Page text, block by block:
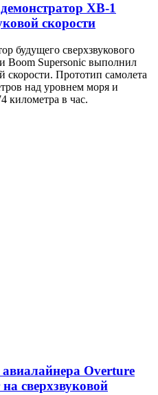
XB-1
скорости
будущего сверхзвукового
Boom Supersonic выполнил
скорости. Прототип самолета
над уровнем моря и
километра в час.
Overture
сверхзвуковой